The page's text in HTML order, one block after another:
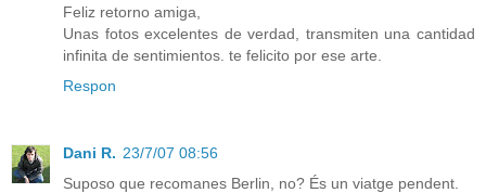
Feliz retorno amiga,
Unas fotos excelentes de verdad, transmiten una cantidad
infinita de sentimientos. te felicito por ese arte.
Respon
Dani R. 23/7/07 08:56
Suposo que recomanes Berlin, no? És un viatge pendent.